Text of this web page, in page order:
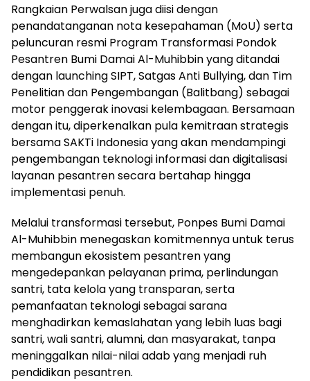
Rangkaian Perwalsan juga diisi dengan
penandatanganan nota kesepahaman (MoU) serta
peluncuran resmi Program Transformasi Pondok
Pesantren Bumi Damai Al-Muhibbin yang ditandai
dengan launching SIPT, Satgas Anti Bullying, dan Tim
Penelitian dan Pengembangan (Balitbang) sebagai
motor penggerak inovasi kelembagaan. Bersamaan
dengan itu, diperkenalkan pula kemitraan strategis
bersama SAKTi Indonesia yang akan mendampingi
pengembangan teknologi informasi dan digitalisasi
layanan pesantren secara bertahap hingga
implementasi penuh.
Melalui transformasi tersebut, Ponpes Bumi Damai
Al-Muhibbin menegaskan komitmennya untuk terus
membangun ekosistem pesantren yang
mengedepankan pelayanan prima, perlindungan
santri, tata kelola yang transparan, serta
pemanfaatan teknologi sebagai sarana
menghadirkan kemaslahatan yang lebih luas bagi
santri, wali santri, alumni, dan masyarakat, tanpa
meninggalkan nilai-nilai adab yang menjadi ruh
pendidikan pesantren.